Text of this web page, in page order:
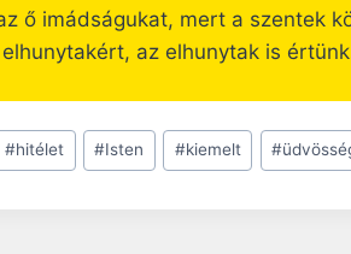
ő imádságukat, mert a szentek
az elhunytak is
#hitélet #Isten #kiemelt #